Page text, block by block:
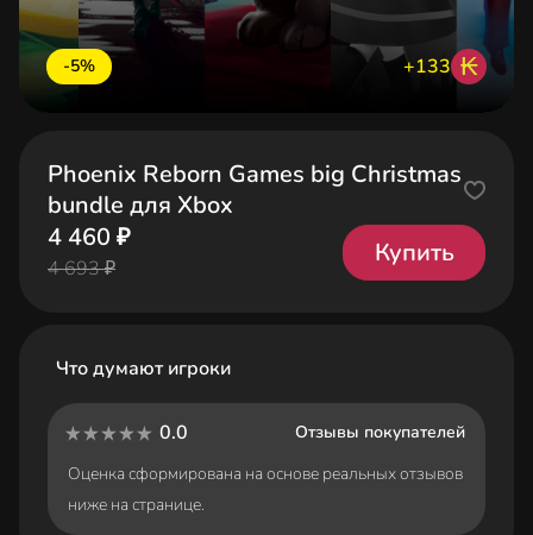
-5% +133 ₭
Phoenix Reborn Games big Christmas
bundle для Xbox
4 460 ₽
4 693 ₽
Купить
Что думают игроки
0.0
Отзывы покупателей
Оценка сформирована на основе реальных отзывов
ниже на странице.